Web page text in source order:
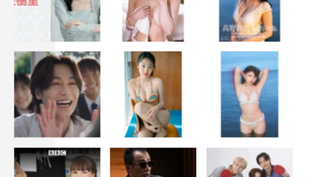
目立つけどちょっとだけの簡単なものでお願いします。
草彅：2023年も初めてギターでレコーディングしたし
ね。2024年もいろいろやろうよ！